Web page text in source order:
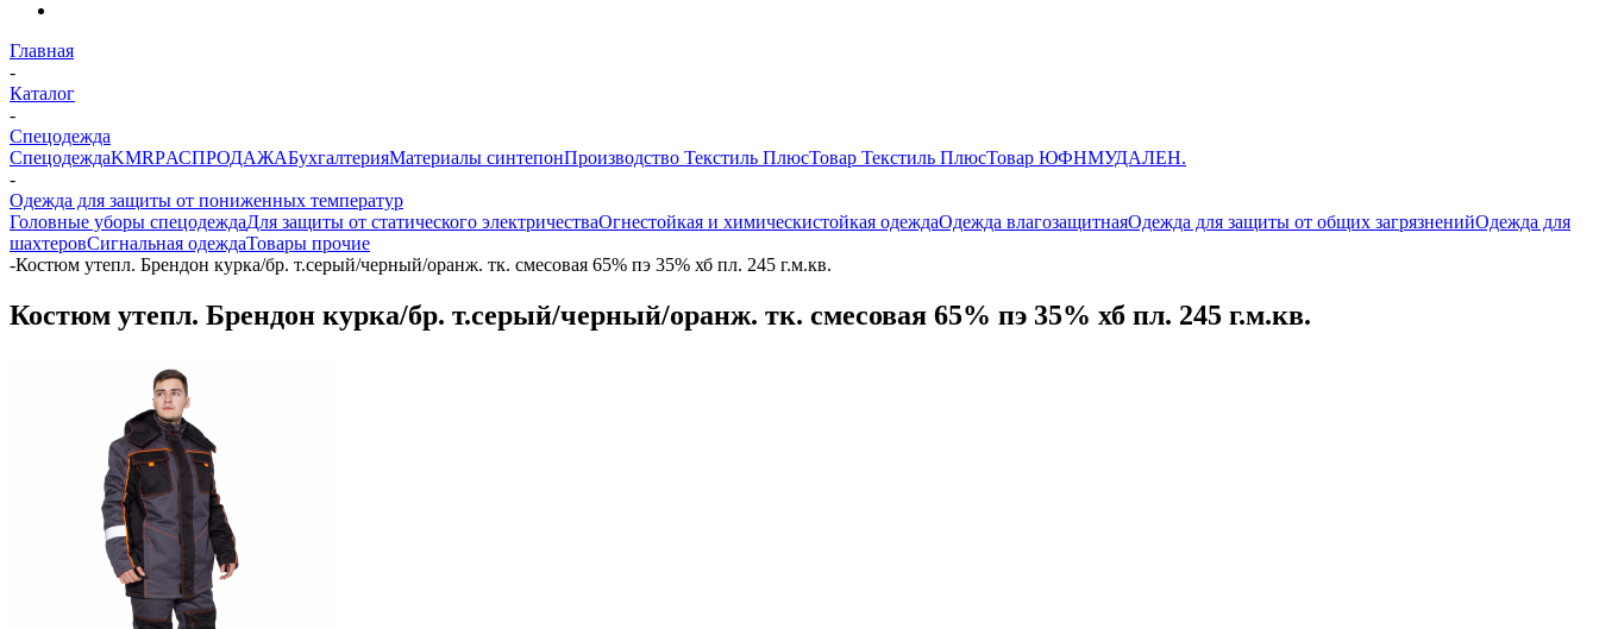
Главная
-
Каталог
-
Спецодежда
СпецодеждаKMRPАСПРОДАЖАБухгалтерияМатериалы синтепонПроизводство Текстиль ПлюсТовар Текстиль ПлюсТовар ЮФНМУДАЛЕН.
-
Одежда для защиты от пониженных температур
Головные уборы спецодеждаДля защиты от статического электричестваОгнестойкая и химическистойкая одеждаОдежда влагозащитнаяОдежда для защиты от общих загрязненийОдежда для
шахтеровСигнальная одеждаТовары прочие
-Костюм утепл. Брендон курка/бр. т.серый/черный/оранж. тк. смесовая 65% пэ 35% хб пл. 245 г.м.кв.
Костюм утепл. Брендон курка/бр. т.серый/черный/оранж. тк. смесовая 65% пэ 35% хб пл. 245 г.м.кв.